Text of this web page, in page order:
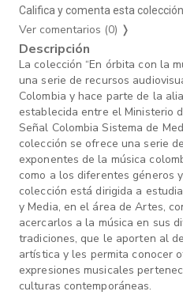
Califica y comenta esta
Ver comentarios (0) ❭
Descripción
La colección “En órbita con la
una serie de recursos
Colombia y hace parte de la
establecida entre el Ministerio
Señal Colombia Sistema de
colección se ofrece una serie
exponentes de la música
como a los diferentes géneros
colección está dirigida a
y Media, en el área de Artes,
acercarlos a la música en sus
tradiciones, que le aporten al
artística y les permita conocer
expresiones musicales
culturas contemporáneas.